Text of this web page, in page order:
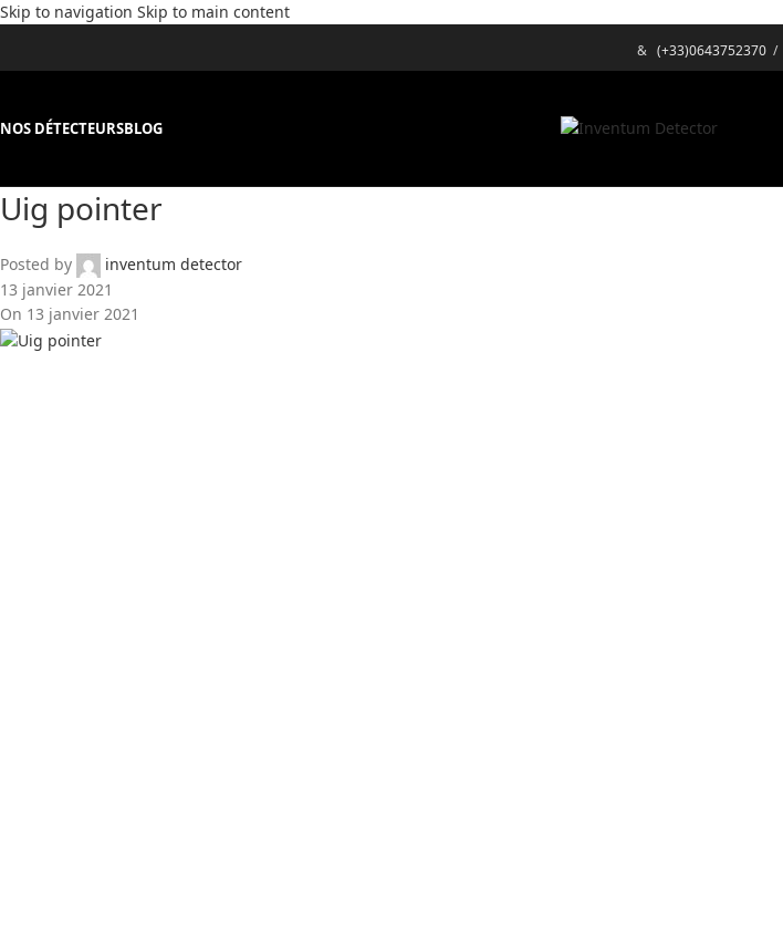
Skip to navigation Skip to main content
& (+33)0643752370/
NOS DÉTECTEURSBLOG
Uig pointer
Posted by
inventum detector
13 janvier 2021
On 13 janvier 2021